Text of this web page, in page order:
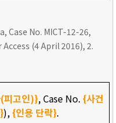
Case No. MICT-12-26,
(4 April 2016), 2.
피고인)}, Case No. {사건
),{인용 단락}.